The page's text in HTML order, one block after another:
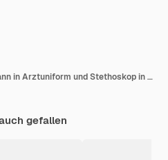
Älterer kaukasischer Mann in Arztuniform und Stethoskop in der Klinik, der besorgt und nervös mit besorgtem und überraschtem Zeigefinger zur Seite zeigt
gefallen